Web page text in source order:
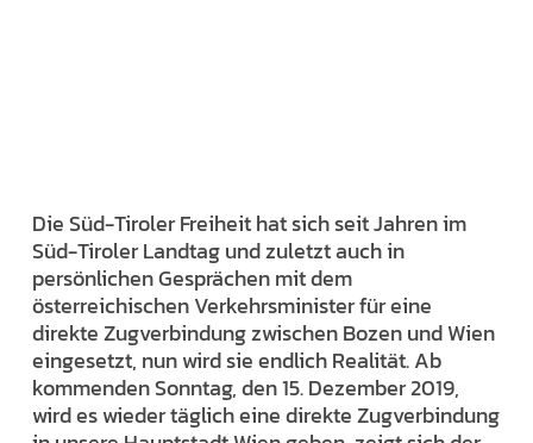
Die Süd-Tiroler Freiheit hat sich seit Jahren im
Süd-Tiroler Landtag und zuletzt auch in
persönlichen Gesprächen mit dem
österreichischen Verkehrsminister für eine
direkte Zugverbindung zwischen Bozen und Wien
eingesetzt, nun wird sie endlich Realität. Ab
kommenden Sonntag, den 15. Dezember 2019,
wird es wieder täglich eine direkte Zugverbindung